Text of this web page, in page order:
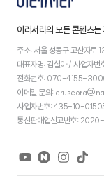
이러서라의 모든 콘텐츠
주소: 서울 성동구 고산자로
대표자명: 김설아 / 사업자
전화번호: 070-4155-
이메일 문의:
사업자번호: 435-10-
통신판매업신고번호: